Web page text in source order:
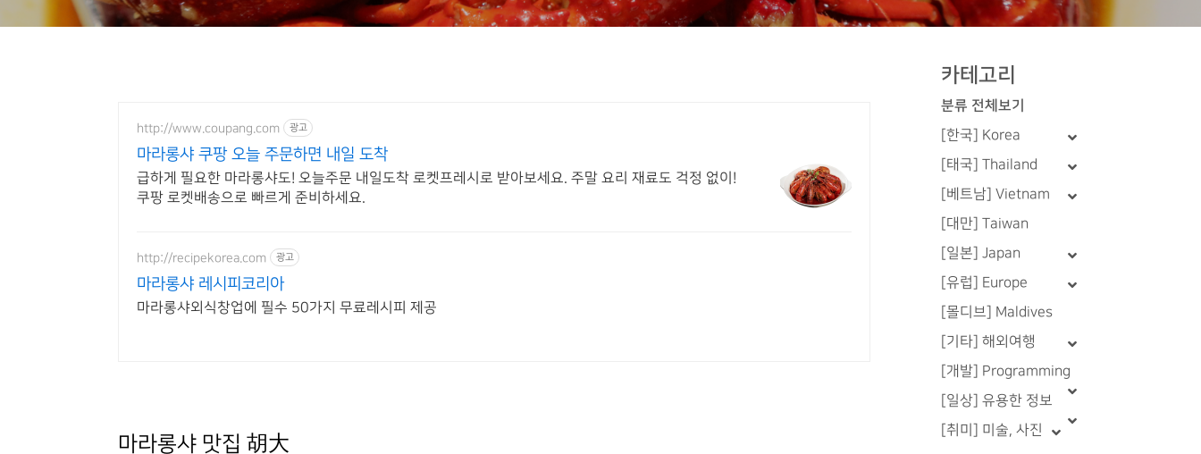
http://www.coupang.com 광고
마라롱샤 쿠팡 오늘 주문하면 내일 도착
급하게 필요한 마라롱샤도! 오늘주문 내일도착 로켓프레시로 받아보세요. 주말 요리 재료도 걱정 없이!
쿠팡 로켓배송으로 빠르게 준비하세요.
http://recipekorea.com 광고
마라롱샤 레시피코리아
마라롱샤외식창업에 필수 50가지 무료레시피 제공
마라롱샤 맛집 胡大
카테고리
분류 전체보기
[한국] Korea
[태국] Thailand
[베트남] Vietnam
[대만] Taiwan
[일본] Japan
[유럽] Europe
[몰디브] Maldives
[기타] 해외여행
[개발] Programming
[일상] 유용한 정보
[취미] 미술, 사진